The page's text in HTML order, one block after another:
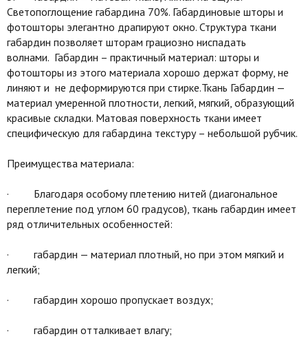
Светопоглощение габардина 70%. Габардиновые шторы и
фотошторы элегантно драпируют окно. Структура ткани
габардин позволяет шторам грациозно ниспадать
волнами. Габардин – практичный материал: шторы и
фотошторы из этого материала хорошо держат форму, не
линяют и не деформируются при стирке.Ткань Габардин —
материал умеренной плотности, легкий, мягкий, образующий
красивые складки. Матовая поверхность ткани имеет
специфическую для габардина текстуру – небольшой рубчик.
Преимущества материала:
· Благодаря особому плетению нитей (диагональное
переплетение под углом 60 градусов), ткань габардин имеет
ряд отличительных особенностей:
· габардин — материал плотный, но при этом мягкий и
легкий;
· габардин хорошо пропускает воздух;
· габардин отталкивает влагу;